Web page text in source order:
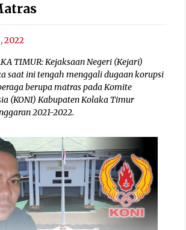
2022
TIMUR: Kejaksaan Negeri (Kejari)
saat ini tengah menggali dugaan korupsi
berupa matras pada Komite
(KONI) Kabupaten Kolaka Timur
2021-2022.